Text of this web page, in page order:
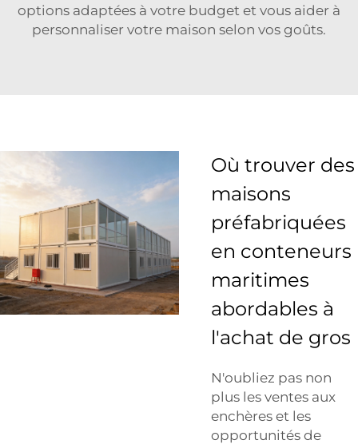
options adaptées à votre budget et vous aider à
personnaliser votre maison selon vos goûts.
Où trouver des
maisons
préfabriquées
en conteneurs
maritimes
abordables à
l'achat de gros
N'oubliez pas non
plus les ventes aux
enchères et les
opportunités de